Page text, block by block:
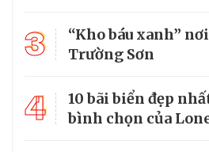
3
“Kho báu xanh”
Trường Sơn
4
10 bãi biển đẹp
bình chọn của